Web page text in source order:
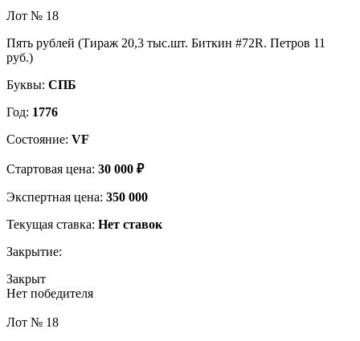
Лот № 18
Пять рублей (Тираж 20,3 тыс.шт. Биткин #72R. Петров 11
руб.)
Буквы: СПБ
Год: 1776
Состояние: VF
Стартовая цена: 30 000 ₽
Экспертная цена: 350 000
Текущая ставка: Нет ставок
Закрытие:
Закрыт
Нет победителя
Лот № 18